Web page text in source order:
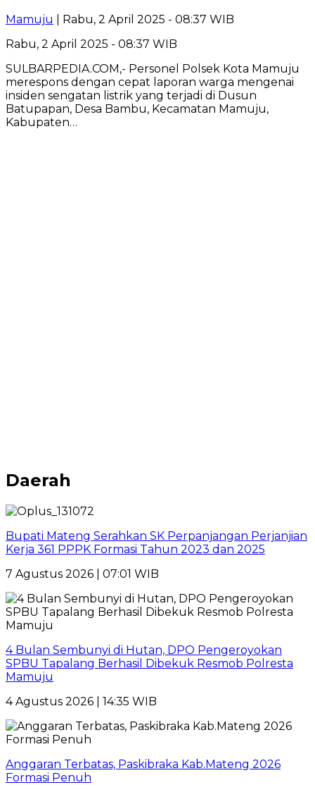
Mamuju
| Rabu, 2 April 2025 - 08:37 WIB
Rabu, 2 April 2025 - 08:37 WIB
SULBARPEDIA.COM,- Personel Polsek Kota Mamuju
merespons dengan cepat laporan warga mengenai
insiden sengatan listrik yang terjadi di Dusun
Batupapan, Desa Bambu, Kecamatan Mamuju,
Kabupaten…
Daerah
Bupati Mateng Serahkan SK Perpanjangan Perjanjian
Kerja 361 PPPK Formasi Tahun 2023 dan 2025
7 Agustus 2026 | 07:01 WIB
4 Bulan Sembunyi di Hutan, DPO Pengeroyokan
SPBU Tapalang Berhasil Dibekuk Resmob Polresta
Mamuju
4 Agustus 2026 | 14:35 WIB
Anggaran Terbatas, Paskibraka Kab.Mateng 2026
Formasi Penuh